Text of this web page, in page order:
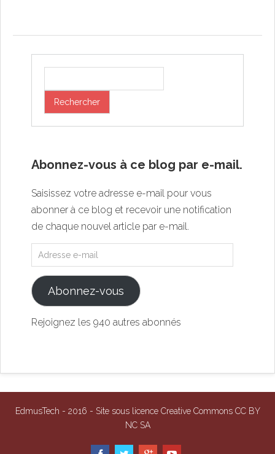
Abonnez-vous à ce blog par e-mail.
Saisissez votre adresse e-mail pour vous
abonner à ce blog et recevoir une notification
de chaque nouvel article par e-mail.
Abonnez-vous
Rejoignez les 940 autres abonnés
EdmusTech - 2016 - Site sous licence Creative Commons CC BY
NC SA